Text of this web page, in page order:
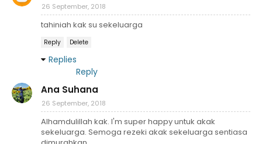
26 September, 2018
tahiniah kak su sekeluarga
Reply Delete
Replies
Reply
Ana Suhana
26 September, 2018
Alhamdulillah kak. I'm super happy untuk akak
sekeluarga. Semoga rezeki akak sekeluarga sentiasa